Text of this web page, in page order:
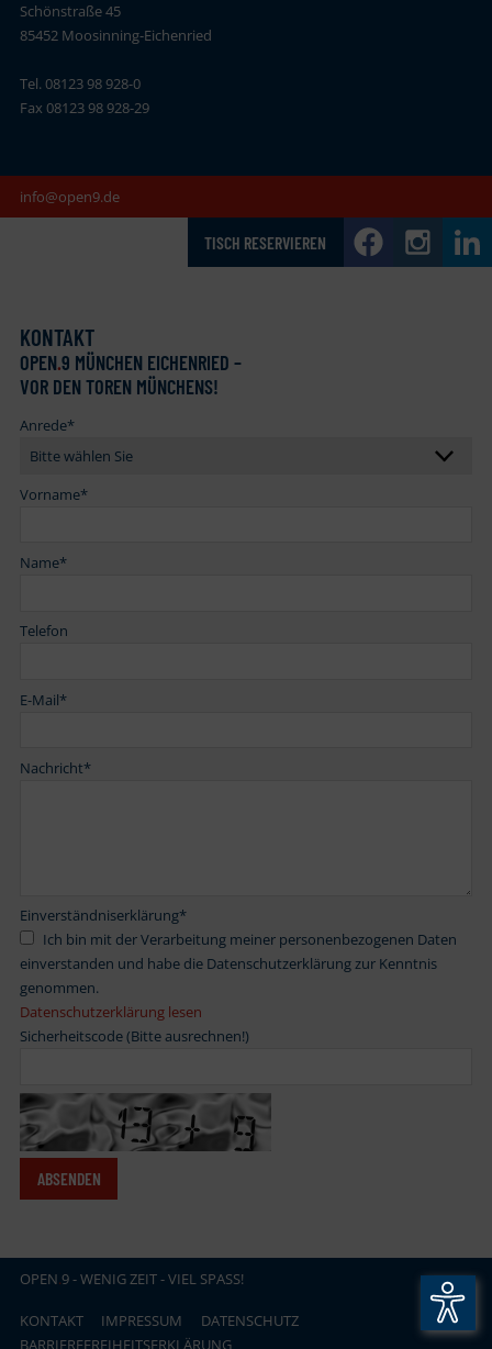
Schönstraße 45
85452 Moosinning-Eichenried
Tel. 08123 98 928-0
Fax 08123 98 928-29
info@open9.de
TISCH RESERVIEREN
KONTAKT
OPEN.9 MÜNCHEN EICHENRIED –
VOR DEN TOREN MÜNCHENS!
Anrede*
Vorname*
Name*
Telefon
E-Mail*
Nachricht*
Einverständniserklärung*
einverstanden und habe die Datenschutzerklärung zur Kenntnis
genommen.
Datenschutzerklärung lesen
Sicherheitscode (Bitte ausrechnen!)
OPEN.9 - WENIG ZEIT - VIEL SPASS!
KONTAKT IMPRESSUM
DATENSCHUTZ
BARRIEREFREIHEITSERKLÄRUNG